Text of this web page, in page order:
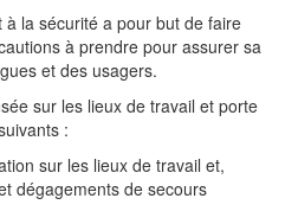
la sécurité a pour but de faire
à prendre pour assurer sa
et des usagers.
sur les lieux de travail et porte
:
sur les lieux de travail et,
dégagements de secours